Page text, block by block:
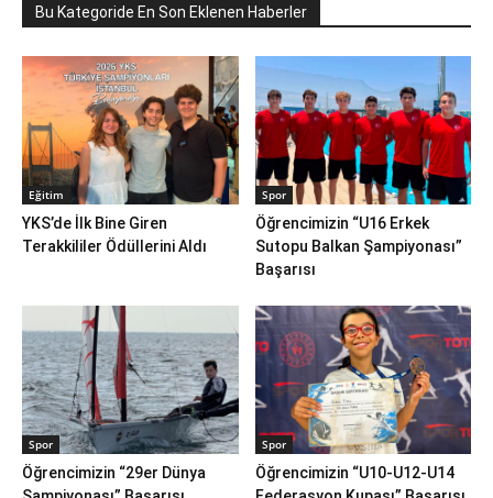
Bu Kategoride En Son Eklenen Haberler
Eğitim
YKS’de İlk Bine Giren
Terakkililer Ödüllerini Aldı
Spor
Öğrencimizin “U16 Erkek
Sutopu Balkan Şampiyonası”
Başarısı
Spor
Öğrencimizin “29er Dünya
Spor
Öğrencimizin “U10-U12-U14